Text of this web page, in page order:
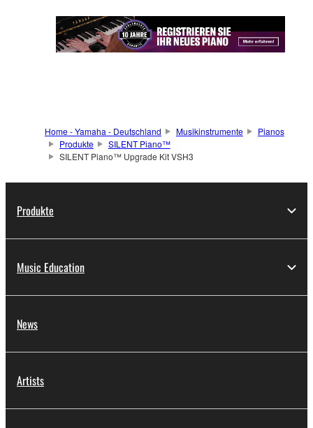
Home - Yamaha - Deutschland Musikinstrumente
Pianos
Produkte
SILENT Piano™
SILENT Piano™ Upgrade Kit VSH3
Produkte
Music Education
News
Artists